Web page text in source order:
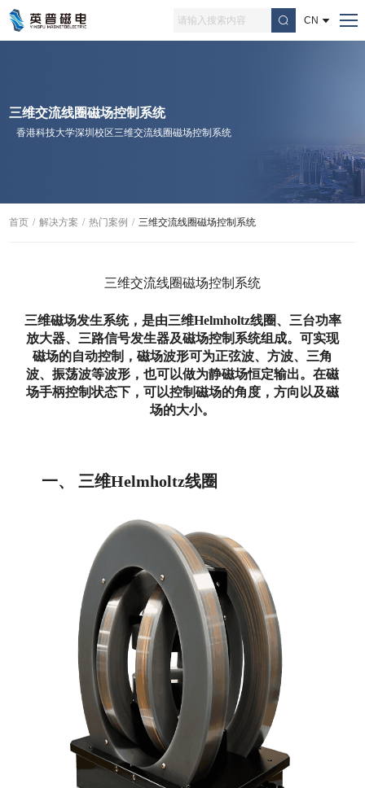
CN
三维交流线圈磁场控制系统
香港科技大学深圳校区三维交流线圈磁场控制系统
首页 / 解决方案 / 热门案例 / 三维交流线圈磁场控制系统
三维交流线圈磁场控制系统
三维磁场发生系统，是由三维Helmholtz线圈、三台功率
放大器、三路信号发生器及磁场控制系统组成。可实现
磁场的自动控制，磁场波形可为正弦波、方波、三角
波、振荡波等波形，也可以做为静磁场恒定输出。在磁
场手柄控制状态下，可以控制磁场的角度，方向以及磁
场的大小。
一、三维Helmholtz线圈